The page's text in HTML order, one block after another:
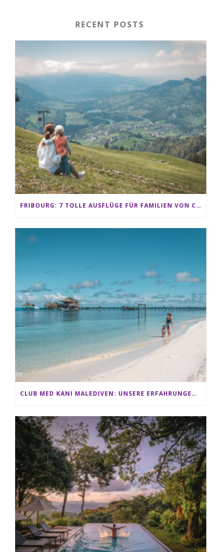
RECENT POSTS
FRIBOURG: 7 TOLLE AUSFLÜGE FÜR FAMILIEN VON CHARMEY BIS LES PACCOTS
CLUB MED KANI MALEDIVEN: UNSERE ERFAHRUNGEN IM ALL-INCLUSIVE PARADIES